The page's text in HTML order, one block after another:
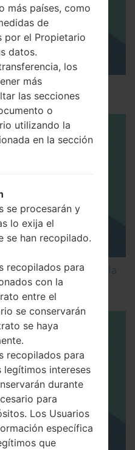
Secretos para LG!
de Desarrollador y la
en LG?
más países, como
de
por el Propietario
datos.
los
más
las secciones
o
utilizando la
en la sección
se procesarán y
lo exija el
se han recopilado.
recopilados para
con la
entre el
se conservarán
se haya
recopilados para
intereses
durante
para
Los Usuarios
específica
que